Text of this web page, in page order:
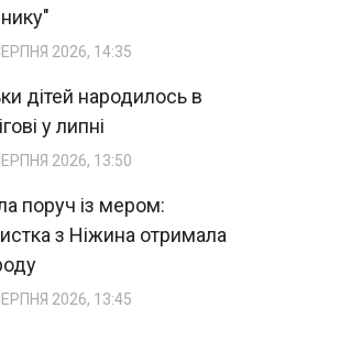
2026, 14:35
дітей народилось в
у липні
2026, 13:50
поруч із мером:
з Ніжина отримала
2026, 13:45